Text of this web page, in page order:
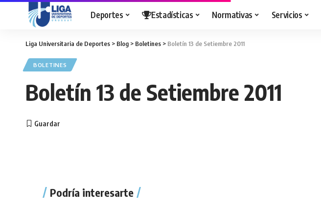
Deportes Estadísticas Normativas Servicios
Liga Universitaria de Deportes > Blog > Boletines > Boletín 13 de Setiembre 2011
BOLETINES
Boletín 13 de Setiembre 2011
Podría interesarte